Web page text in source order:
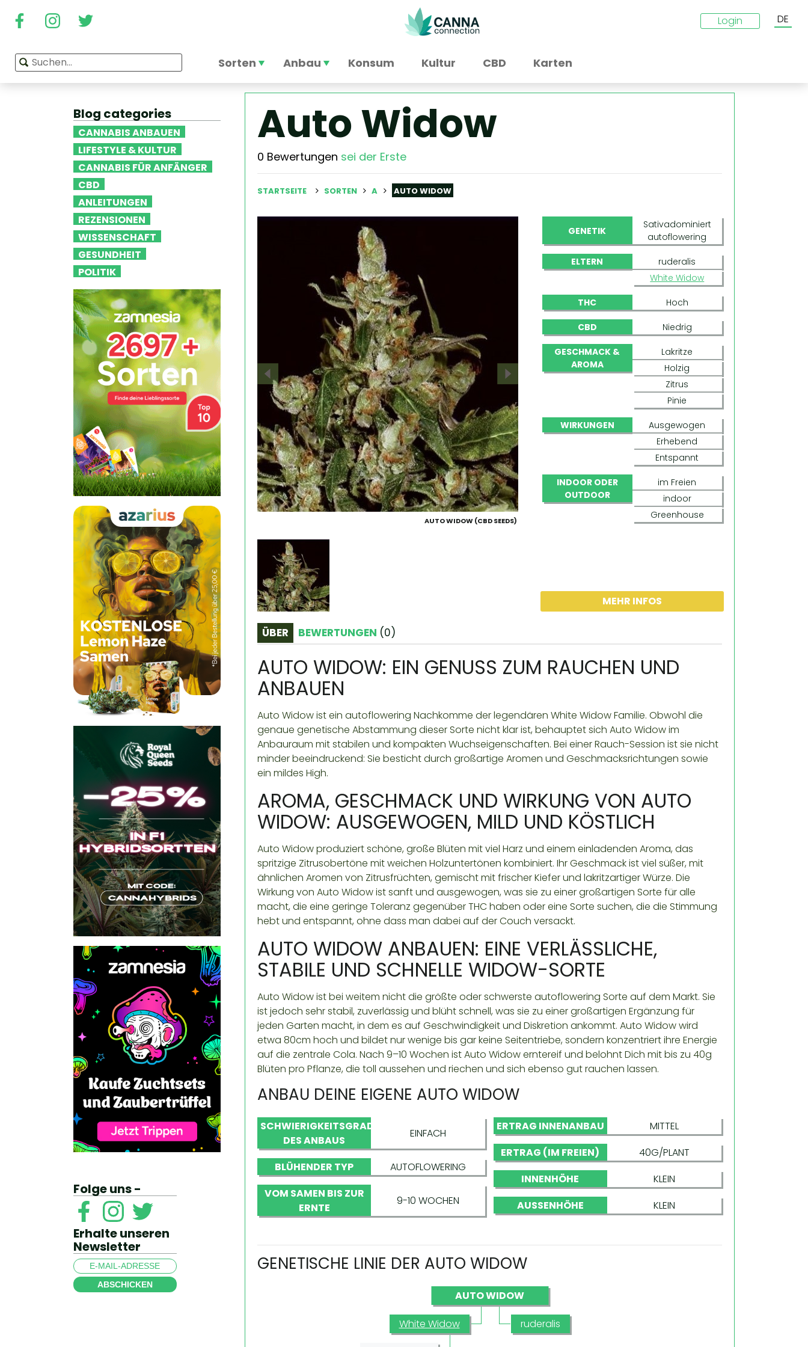
Login DE
Sorten Anbau Konsum Kultur CBD Karten
Blog categories
CANNABIS ANBAUEN
LIFESTYLE & KULTUR
CANNABIS FÜR ANFÄNGER
CBD
ANLEITUNGEN
REZENSIONEN
WISSENSCHAFT
GESUNDHEIT
POLITIK
Folge uns -
Erhalte unseren
Newsletter
ABSCHICKEN
Auto Widow
0 Bewertungen sei der Erste
STARTSEITE SORTEN A AUTO WIDOW
AUTO WIDOW (CBD SEEDS)
GENETIK
Sativadominiert
autoflowering
ELTERN
ruderalis
White Widow
THC Hoch
CBD Niedrig
GESCHMACK &
AROMA
Lakritze
Holzig
Zitrus
Pinie
WIRKUNGEN
Ausgewogen
Erhebend
Entspannt
INDOOR ODER
OUTDOOR
im Freien
indoor
Greenhouse
MEHR INFOS
ÜBER BEWERTUNGEN (0)
AUTO WIDOW: EIN GENUSS ZUM RAUCHEN UND
ANBAUEN
Auto Widow ist ein autoflowering Nachkomme der legendären White Widow Familie. Obwohl die
genaue genetische Abstammung dieser Sorte nicht klar ist, behauptet sich Auto Widow im
Anbauraum mit stabilen und kompakten Wuchseigenschaften. Bei einer Rauch-Session ist sie nicht
minder beeindruckend: Sie besticht durch großartige Aromen und Geschmacksrichtungen sowie
ein mildes High.
AROMA, GESCHMACK UND WIRKUNG VON AUTO
WIDOW: AUSGEWOGEN, MILD UND KÖSTLICH
Auto Widow produziert schöne, große Blüten mit viel Harz und einem einladenden Aroma, das
spritzige Zitrusobertöne mit weichen Holzuntertönen kombiniert. Ihr Geschmack ist viel süßer, mit
ähnlichen Aromen von Zitrusfrüchten, gemischt mit frischer Kiefer und lakritzartiger Würze. Die
Wirkung von Auto Widow ist sanft und ausgewogen, was sie zu einer großartigen Sorte für alle
macht, die eine geringe Toleranz gegenüber THC haben oder eine Sorte suchen, die die Stimmung
hebt und entspannt, ohne dass man dabei auf der Couch versackt.
AUTO WIDOW ANBAUEN: EINE VERLÄSSLICHE,
STABILE UND SCHNELLE WIDOW-SORTE
Auto Widow ist bei weitem nicht die größte oder schwerste autoflowering Sorte auf dem Markt. Sie
ist jedoch sehr stabil, zuverlässig und blüht schnell, was sie zu einer großartigen Ergänzung für
jeden Garten macht, in dem es auf Geschwindigkeit und Diskretion ankommt. Auto Widow wird
etwa 80cm hoch und bildet nur wenige bis gar keine Seitentriebe, sondern konzentriert ihre Energie
auf die zentrale Cola. Nach 9–10 Wochen ist Auto Widow erntereif und belohnt Dich mit bis zu 40g
Blüten pro Pflanze, die toll aussehen und riechen und sich ebenso gut rauchen lassen.
ANBAU DEINE EIGENE AUTO WIDOW
SCHWIERIGKEITSGRAD
DES ANBAUS
EINFACH
BLÜHENDER TYP
AUTOFLOWERING
VOM SAMEN BIS ZUR
ERNTE
9-10 WOCHEN
ERTRAG INNENANBAU
MITTEL
ERTRAG (IM FREIEN)
40G/PLANT
INNENHÖHE
KLEIN
AUSSENHÖHE
KLEIN
GENETISCHE LINIE DER AUTO WIDOW
AUTO WIDOW
White Widow ruderalis